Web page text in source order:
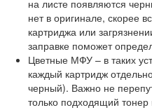
на листе появляются
нет в оригинале, скорее
картриджа или
заправке поможет
Цветные МФУ – в таких
каждый картридж
черный). Важно не
только подходящий тонер